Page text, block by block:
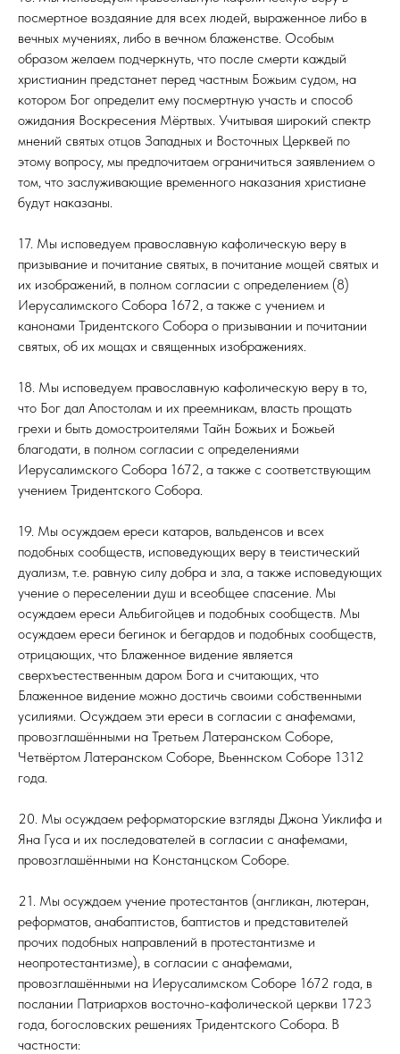
посмертное воздаяние для всех людей, выраженное либо в
вечных мучениях, либо в вечном блаженстве. Особым
образом желаем подчеркнуть, что после смерти каждый
христианин предстанет перед частным Божьим судом, на
котором Бог определит ему посмертную участь и способ
ожидания Воскресения Мёртвых. Учитывая широкий спектр
мнений святых отцов Западных и Восточных Церквей по
этому вопросу, мы предпочитаем ограничиться заявлением о
том, что заслуживающие временного наказания христиане
будут наказаны.
17. Мы исповедуем православную кафолическую веру в
призывание и почитание святых, в почитание мощей святых и
их изображений, в полном согласии с определением (8)
Иерусалимского Собора 1672, а также с учением и
канонами Тридентского Собора о призывании и почитании
святых, об их мощах и священных изображениях.
18. Мы исповедуем православную кафолическую веру в то,
что Бог дал Апостолам и их преемникам, власть прощать
грехи и быть домостроителями Тайн Божьих и Божьей
благодати, в полном согласии с определениями
Иерусалимского Собора 1672, а также с соответствующим
учением Тридентского Собора.
19. Мы осуждаем ереси катаров, вальденсов и всех
подобных сообществ, исповедующих веру в теистический
дуализм, т.е. равную силу добра и зла, а также исповедующих
учение о переселении душ и всеобщее спасение. Мы
осуждаем ереси Альбигойцев и подобных сообществ. Мы
осуждаем ереси бегинок и бегардов и подобных сообществ,
отрицающих, что Блаженное видение является
сверхъестественным даром Бога и считающих, что
Блаженное видение можно достичь своими собственными
усилиями. Осуждаем эти ереси в согласии с анафемами,
провозглашёнными на Третьем Латеранском Соборе,
Четвёртом Латеранском Соборе, Вьеннском Соборе 1312
года.
20. Мы осуждаем реформаторские взгляды Джона Уиклифа и
Яна Гуса и их последователей в согласии с анафемами,
провозглашёнными на Констанцском Соборе.
21. Мы осуждаем учение протестантов (англикан, лютеран,
реформатов, анабаптистов, баптистов и представителей
прочих подобных направлений в протестантизме и
неопротестантизме), в согласии с анафемами,
провозглашёнными на Иерусалимском Соборе 1672 года, в
послании Патриархов восточно-кафолической церкви 1723
года, богословских решениях Тридентского Собора. В
частности: